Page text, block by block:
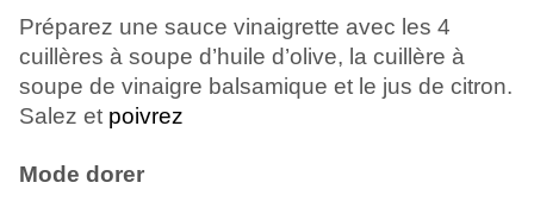
Préparez une sauce vinaigrette avec les 4
cuillères à soupe d’huile d’olive, la cuillère à
soupe de vinaigre balsamique et le jus de citron.
Salez et poivrez
Mode dorer